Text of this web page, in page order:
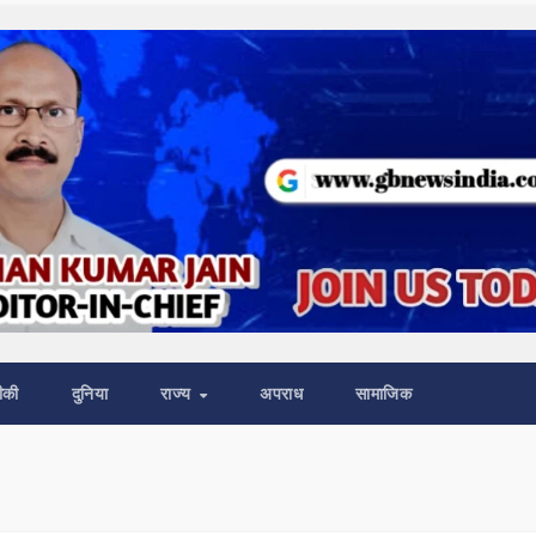
दुनिया राज्य अपराध सामाजिक